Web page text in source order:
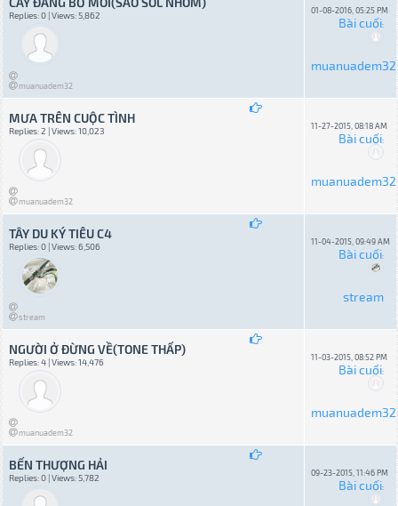
Replies: 0 | Views: 5,862
muanuadem32
01-08-2016, 05:25 PM
Bài cuối:
muanuadem32
MƯA TRÊN CUỘC TÌNH
Replies: 2 | Views: 10,023
muanuadem32
11-27-2015, 08:18 AM
Bài cuối:
muanuadem32
TÂY DU KÝ TIÊU C4
Replies: 0 | Views: 6,506
stream
11-04-2015, 09:49 AM
Bài cuối:
stream
NGƯỜI Ở ĐỪNG VỀ(TONE THẤP)
Replies: 4 | Views: 14,476
muanuadem32
11-03-2015, 08:52 PM
Bài cuối:
muanuadem32
BẾN THƯỢNG HẢI
Replies: 0 | Views: 5,782 09-23-2015, 11:46 PM
Bài cuối: